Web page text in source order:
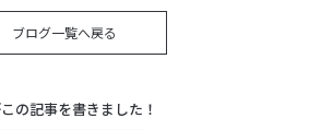
ブログ一覧へ戻る
の記事を書きました！